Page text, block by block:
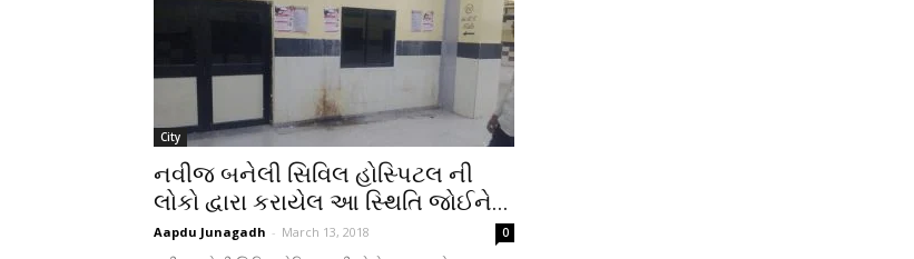
City
નવીજ બનેલી સિવિલ હોસ્પિટલ ની
લોકો દ્વારા કરાયેલ આ સ્થિતિ જોઈને...
Aapdu Junagadh - March 13, 2018 0